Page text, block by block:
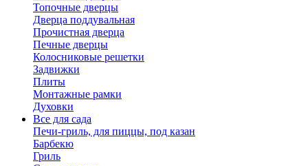
Топочные дверцы
Дверца поддувальная
Прочистная дверца
Печные дверцы
Колосниковые решетки
Задвижки
Плиты
Монтажные рамки
Духовки
Все для сада
Печи-гриль, для пиццы, под казан
Барбекю
Гриль